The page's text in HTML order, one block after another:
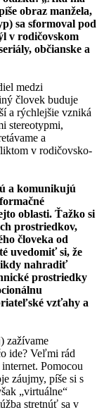
obraz manžela,
sa sformoval pod
v rodičovskom
občianske a
medzi
človek buduje
a rýchlejšie vzniká
stereotypmi,
a
v rodičovsko-
a komunikujú
oblasti. Ťažko si
prostriedkov,
človeka od
uvedomiť si, že
nahradiť
prostriedky
vzťahy a
zažívame
ide? Veľmi rád
Pomocou
záujmy, píše si s
„virtuálne“
stretnúť sa v